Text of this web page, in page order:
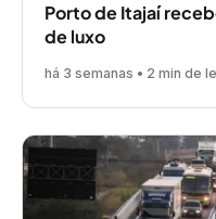
Porto de Itajaí
de luxo
há 3 semanas • 2 min de